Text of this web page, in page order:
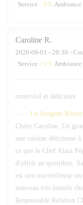
Service : 5/5 Ambiance
Caroline R
2026-08-01 - 20:30 -
Service : 5/5 Ambiance
convivial et délicieux
Le Sergent
Chère Caroline, Un
une cuisine délicieuse
ce que le Chef Alain
d'offrir au quotidien.
est une merveilleuse
nouveau très bientôt
Responsable Relation